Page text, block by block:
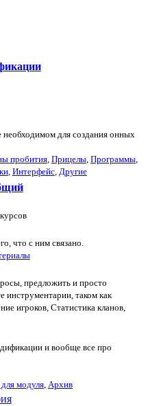
для создания онных
пробития, Прицелы, Программы,
, Интерфейс, Другие
что с ним связано.
предложить и просто
инструментарии, таком как
игроков, Статистика кланов,
и вообще все про
модуля, Архив